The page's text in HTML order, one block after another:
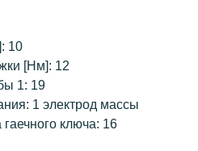
10
[Нм]: 12
1: 19
1 электрод массы
ключа: 16